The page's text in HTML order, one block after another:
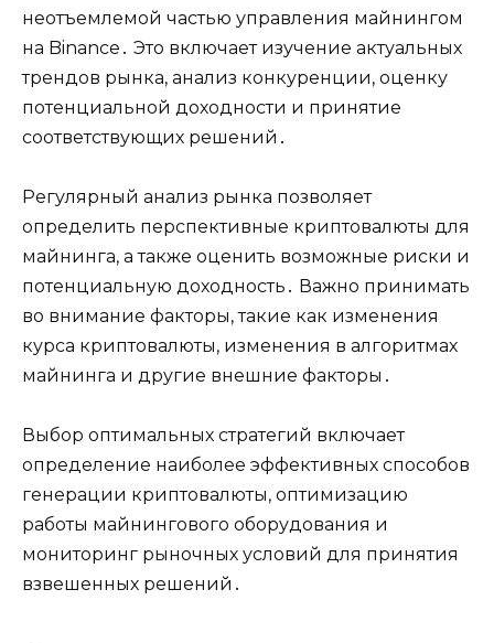
неотъемлемой частью управления майнингом
на Binance․ Это включает изучение актуальных
трендов рынка, анализ конкуренции, оценку
потенциальной доходности и принятие
соответствующих решений․
Регулярный анализ рынка позволяет
определить перспективные криптовалюты для
майнинга, а также оценить возможные риски и
потенциальную доходность․ Важно принимать
во внимание факторы, такие как изменения
курса криптовалюты, изменения в алгоритмах
майнинга и другие внешние факторы․
Выбор оптимальных стратегий включает
определение наиболее эффективных способов
генерации криптовалюты, оптимизацию
работы майнингового оборудования и
мониторинг рыночных условий для принятия
взвешенных решений․